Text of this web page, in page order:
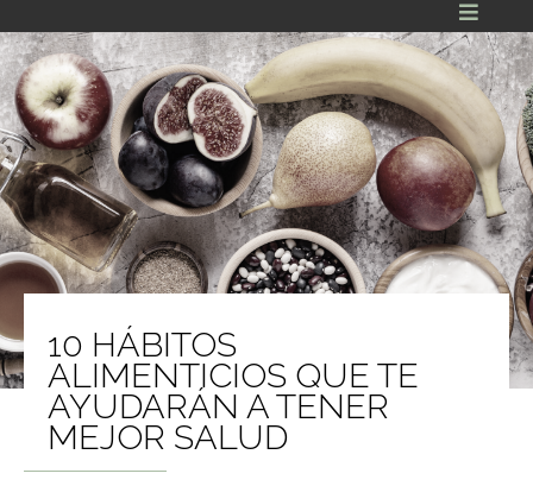
10 HÁBITOS
ALIMENTICIOS QUE TE
AYUDARÁN A TENER
MEJOR SALUD